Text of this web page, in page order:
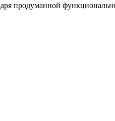
продуманной